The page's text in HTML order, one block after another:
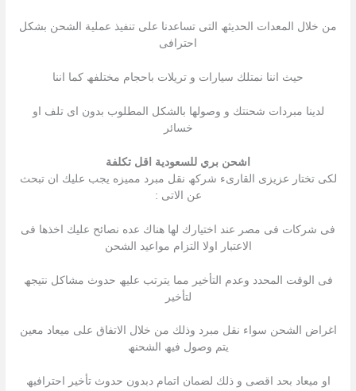
من خلال المعدات الحدیثھ التى تساعدنا على تنفیذ عملیة الشحن بشكل
احترافى
حیث اننا نمتلك سیارات و تریلات باحجام مختلفھ كما اننا
لدینا مبردات شحنتك و وصولھا بالشكل المطلوب بدون اى تلف او
خسائر
اشحن بري للسعودية اقل تكلفة
لكى تختار عزیزى القارىء شركھ نقل مبرد ممیزه یجب علیك ان تبحث
عن الاتى :
فى شركات فى مصر عند اختیارك لھا ھناك عده نصائح علیك اخذھا فى
الاعتبار اولا التزام مواعید الشحن
فى الوقت المحدد وعدم التأخیر مما یترتب علیھ حدوث مشاكل نتیجھ
لتأخیر
اغراض الشحن سواء نقل مبرد وذلك من خلال الاتفاق على میعاد معین
یتم وصول فیھ الشحنھ
او میعاد بحد اقصى و ذلك لضمان اتمام دبدون حدوث تأخیر احترافیھ